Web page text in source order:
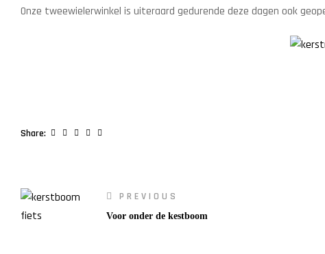
Onze tweewielerwinkel is uiteraard gedurende deze dagen ook
Share: Facebook
TwitterLinkedinGoogle+
PREVIOUS
Voor onder de kestboom